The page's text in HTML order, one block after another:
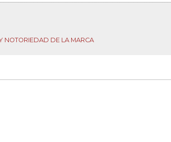
NOTORIEDAD DE LA MARCA